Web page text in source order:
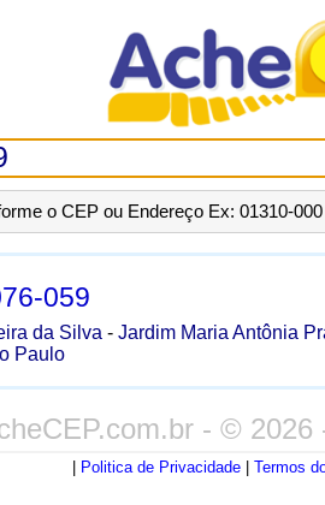
o CEP ou Endereço Ex: 01310-
059
da Silva - Jardim Maria Antônia
Paulo
- © 2026
Politica de Privacidade Termos